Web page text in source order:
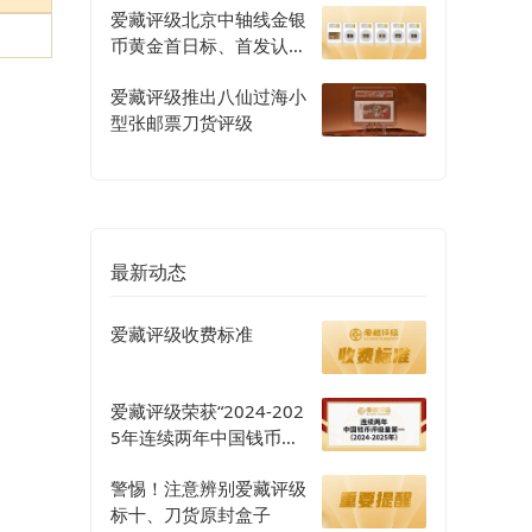
爱藏评级北京中轴线金银
币黄金首日标、首发认证
爱藏评级推出八仙过海小
型张邮票刀货评级
最新动态
爱藏评级收费标准
爱藏评级荣获“2024-202
5年连续两年中国钱币评
警惕！注意辨别爱藏评级
标十、刀货原封盒子